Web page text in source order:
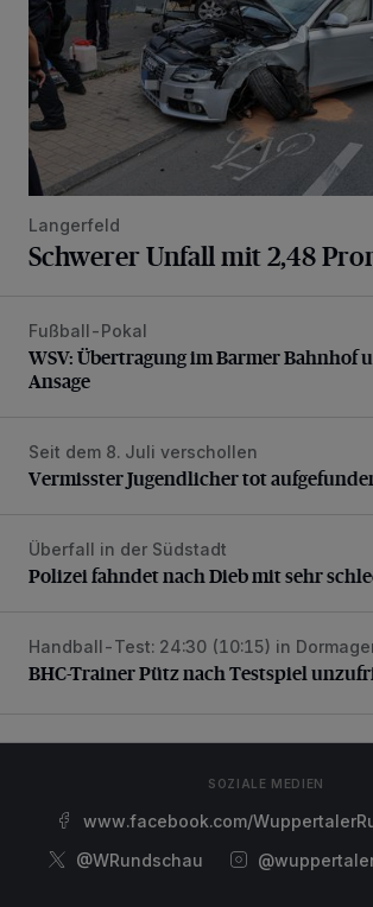
Langerfeld
Schwerer Unfall mit 2,48
WSV: Übertragung im Barmer Bahnhof
Fußball-Pokal
WSV: Übertragung im Barmer Bahnhof
Ansage
Vermisster Jugendlicher tot aufgefunden
Seit dem 8. Juli verschollen
Vermisster Jugendlicher tot
Polizei fahndet nach Dieb mit sehr
Überfall in der Südstadt
Polizei fahndet nach Dieb mit sehr
BHC-Trainer Pütz nach Testspiel
Handball-Test: 24:30 (10:15) in
BHC-Trainer Pütz nach Testspiel
SOZIALE MEDIEN
www.facebook.com/
@WRundschau